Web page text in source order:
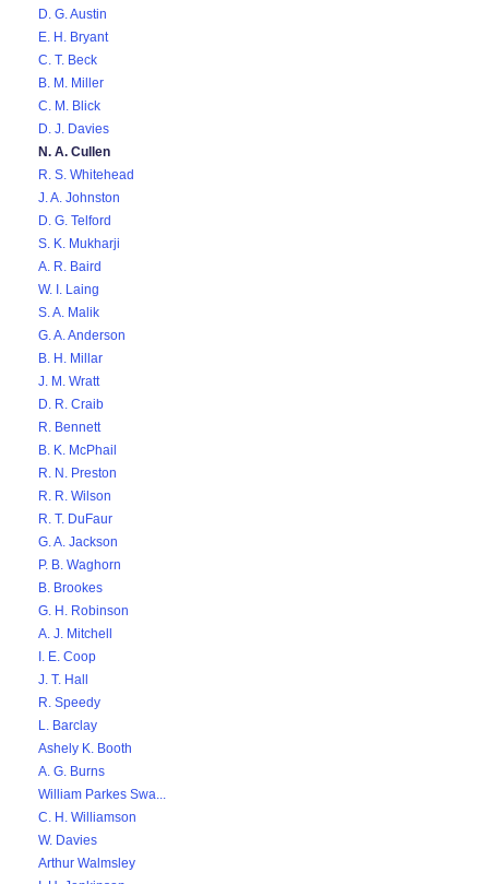
D. G. Austin
E. H. Bryant
C. T. Beck
B. M. Miller
C. M. Blick
D. J. Davies
N. A. Cullen
R. S. Whitehead
J. A. Johnston
D. G. Telford
S. K. Mukharji
A. R. Baird
W. I. Laing
S. A. Malik
G. A. Anderson
B. H. Millar
J. M. Wratt
D. R. Craib
R. Bennett
B. K. McPhail
R. N. Preston
R. R. Wilson
R. T. DuFaur
G. A. Jackson
P. B. Waghorn
B. Brookes
G. H. Robinson
A. J. Mitchell
I. E. Coop
J. T. Hall
R. Speedy
L. Barclay
Ashely K. Booth
A. G. Burns
William Parkes Swa...
C. H. Williamson
W. Davies
Arthur Walmsley